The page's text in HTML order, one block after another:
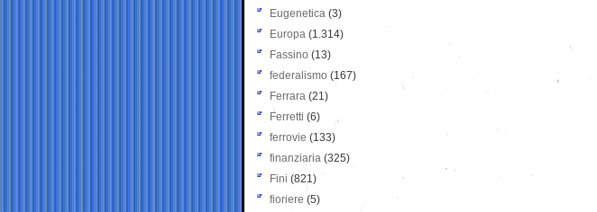
Eugenetica (3)
Europa (1.314)
Fassino (13)
federalismo (167)
Ferrara (21)
Ferretti (6)
ferrovie (133)
finanziaria (325)
Fini (821)
fioriere (5)